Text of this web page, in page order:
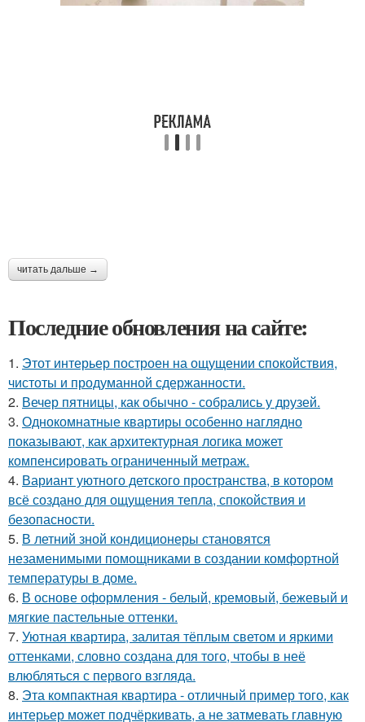
читать дальше →
Последние обновления на сайте:
1. Этот интерьер построен на ощущении спокойствия,
чистоты и продуманной сдержанности.
2. Вечер пятницы, как обычно - собрались у друзей.
3. Однокомнатные квартиры особенно наглядно
показывают, как архитектурная логика может
компенсировать ограниченный метраж.
4. Вариант уютного детского пространства, в котором
всё создано для ощущения тепла, спокойствия и
безопасности.
5. В летний зной кондиционеры становятся
незаменимыми помощниками в создании комфортной
температуры в доме.
6. В основе оформления - белый, кремовый, бежевый и
мягкие пастельные оттенки.
7. Уютная квартира, залитая тёплым светом и яркими
оттенками, словно создана для того, чтобы в неё
влюбляться с первого взгляда.
8. Эта компактная квартира - отличный пример того, как
интерьер может подчёркивать, а не затмевать главную